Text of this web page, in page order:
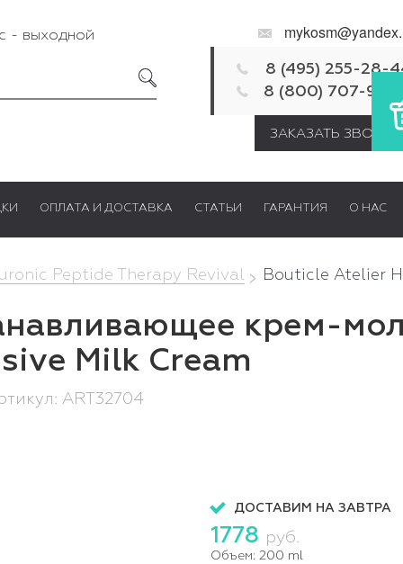
- выходной
8 (495) 255-28-
8 (800) 707-92-
ЗАКАЗАТЬ ЗВОНОК
ОПЛАТА И ДОСТАВКА СТАТЬИ ГАРАНТИЯ О НАС
Peptide Therapy Revival Bouticle Atelier
крем-
Milk Cream
ART32704
ДОСТАВИМ НА ЗАВТРА
1778 руб.
Объем: 200 ml